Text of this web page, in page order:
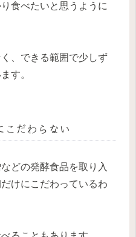
食べたいと思うように
、できる範囲で少しず
す。
こだわらない
どの発酵食品を取り入
けにこだわっているわ